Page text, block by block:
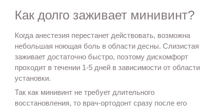
Как долго заживает минивинт?
Когда анестезия перестанет действовать, возможна
небольшая ноющая боль в области десны. Слизистая
заживает достаточно быстро, поэтому дискомфорт
проходит в течении 1-5 дней в зависимости от области
установки.
Так как минивинт не требует длительного
восстановления, то врач-ортодонт сразу после его